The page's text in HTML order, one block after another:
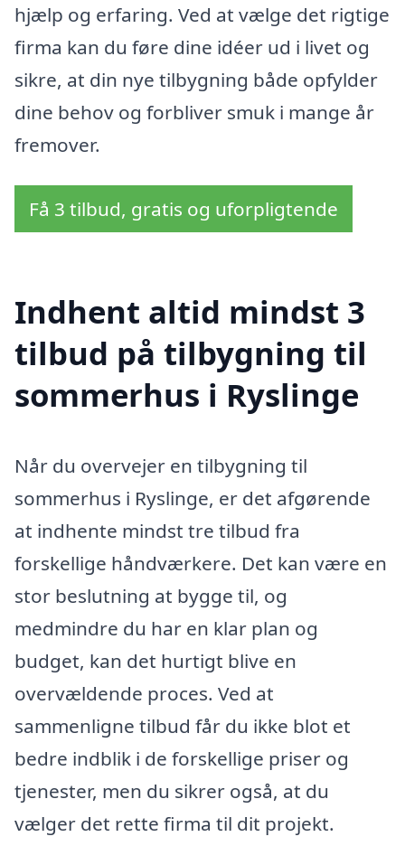
hjælp og erfaring. Ved at vælge det rigtige
firma kan du føre dine idéer ud i livet og
sikre, at din nye tilbygning både opfylder
dine behov og forbliver smuk i mange år
fremover.
Få 3 tilbud, gratis og uforpligtende
Indhent altid mindst 3
tilbud på tilbygning til
sommerhus i Ryslinge
Når du overvejer en tilbygning til
sommerhus i Ryslinge, er det afgørende
at indhente mindst tre tilbud fra
forskellige håndværkere. Det kan være en
stor beslutning at bygge til, og
medmindre du har en klar plan og
budget, kan det hurtigt blive en
overvældende proces. Ved at
sammenligne tilbud får du ikke blot et
bedre indblik i de forskellige priser og
tjenester, men du sikrer også, at du
vælger det rette firma til dit projekt.